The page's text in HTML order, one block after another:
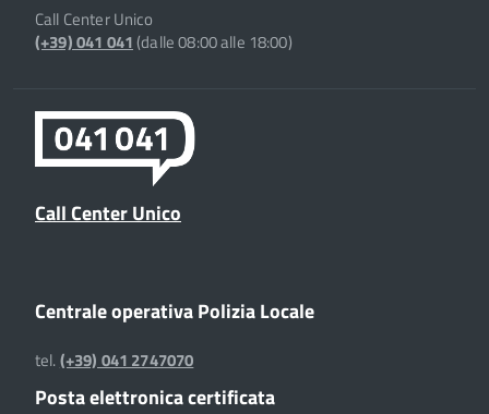
Call Center Unico
(+39) 041 041(dalle 08:00 alle 18:00)
Call Center Unico
Centrale operativa Polizia Locale
tel.(+39) 041 2747070
Posta elettronica certificata